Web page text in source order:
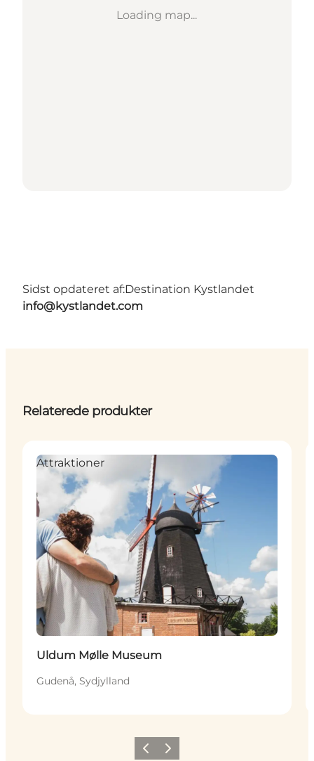
Loading map...
Sidst opdateret af:Destination Kystlandet
info@kystlandet.com
Relaterede produkter
Attraktioner
Uldum Mølle Museum
Gudenå, Sydjylland
ForrigeNæste